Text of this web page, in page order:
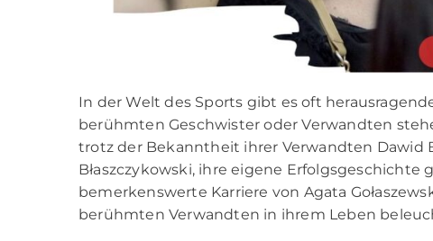
In der Welt des Sports gibt es oft
berühmten Geschwister oder Verwandten
trotz der Bekanntheit ihrer Verwandten Dawid
Błaszczykowski, ihre eigene
bemerkenswerte Karriere von Agata
berühmten Verwandten in ihrem Leben